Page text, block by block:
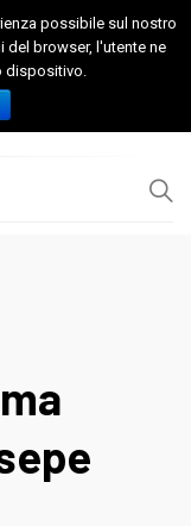
nella Capitanata
possibile sul nostro
browser, l'utente ne
dispositivo.